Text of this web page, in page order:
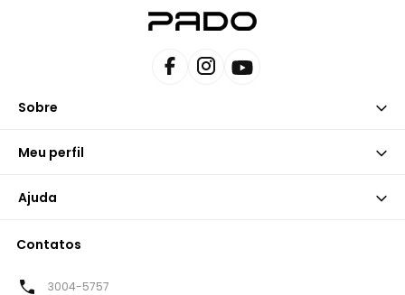
Sobre
Meu perfil
Ajuda
Contatos
3004-5757